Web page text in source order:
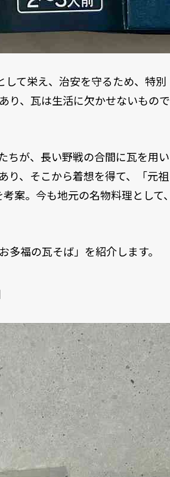
て栄え、治安を守るため、特別
り、瓦は生活に欠かせないもので
ちが、長い野戦の合間に瓦を用い
り、そこから着想を得て、「元祖
案。今も地元の名物料理として、
福の瓦そば」を紹介します。